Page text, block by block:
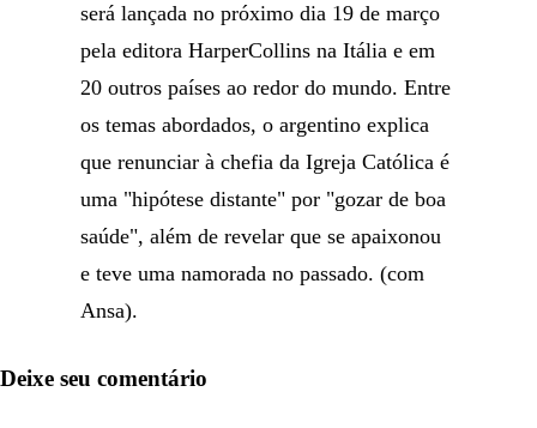
será lançada no próximo dia 19 de março
pela editora HarperCollins na Itália e em
20 outros países ao redor do mundo. Entre
os temas abordados, o argentino explica
que renunciar à chefia da Igreja Católica é
uma "hipótese distante" por "gozar de boa
saúde", além de revelar que se apaixonou
e teve uma namorada no passado. (com
Ansa).
Deixe seu comentário